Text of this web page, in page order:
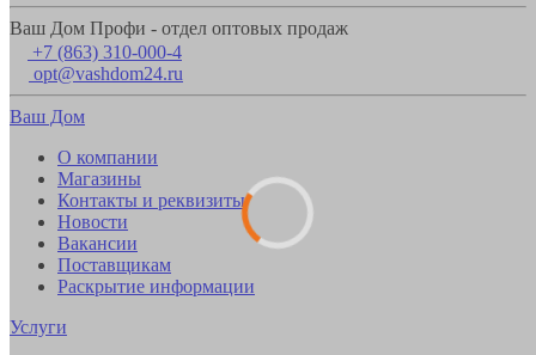
Ваш Дом Профи - отдел оптовых продаж
+7 (863) 310-000-4
opt@vashdom24.ru
Ваш Дом
О компании
Магазины
Контакты и реквизиты
Новости
Вакансии
Поставщикам
Раскрытие информации
Услуги